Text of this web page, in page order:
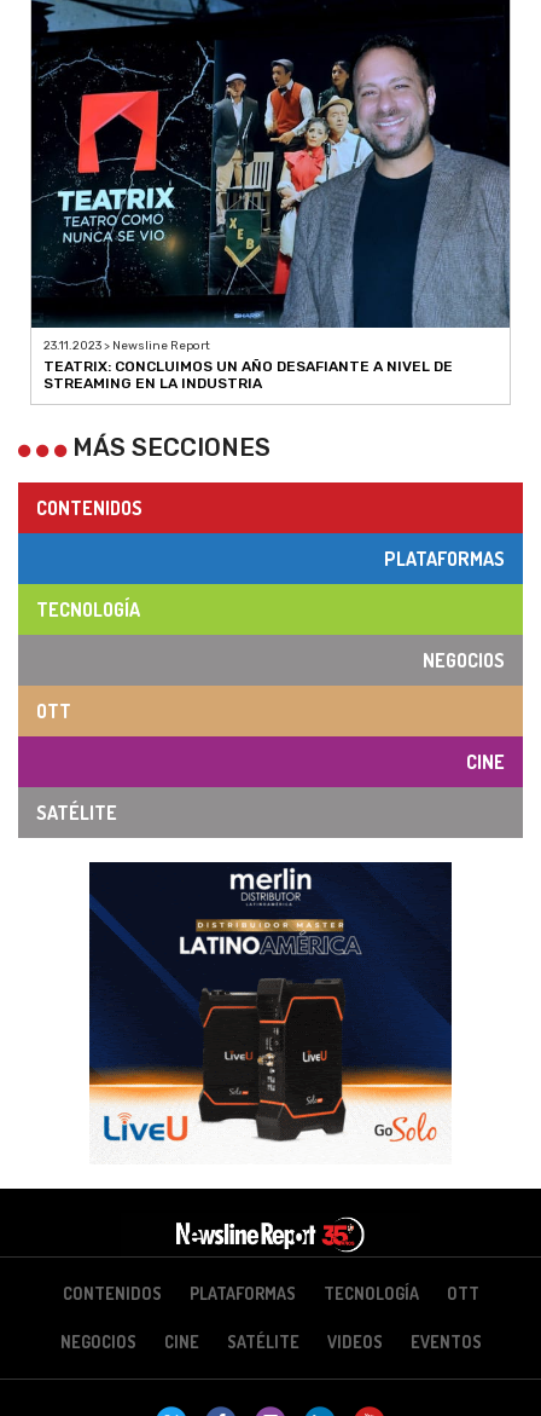
23.11.2023 > Newsline Report
TEATRIX: CONCLUIMOS UN AÑO DESAFIANTE A NIVEL DE
STREAMING EN LA INDUSTRIA
MÁS SECCIONES
CONTENIDOS
PLATAFORMAS
TECNOLOGÍA
NEGOCIOS
OTT
CINE
SATÉLITE
CONTENIDOS PLATAFORMAS TECNOLOGÍA OTT
NEGOCIOS CINE SATÉLITE VIDEOS EVENTOS